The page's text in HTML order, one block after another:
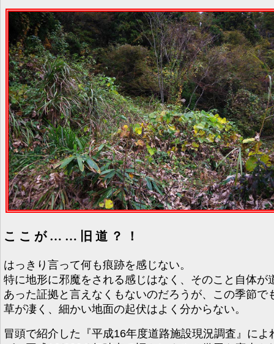
ここが……旧道？！
はっきり言って何も痕跡を感じない。
特に地形に邪魔をされる感じはなく、そのこと自体が
あった証拠と言えなくもないのだろうが、この季節で
草が凄く、細かい地面の起伏はよく分からない。
冒頭で紹介した『平成16年度道路施設現況調査』によ